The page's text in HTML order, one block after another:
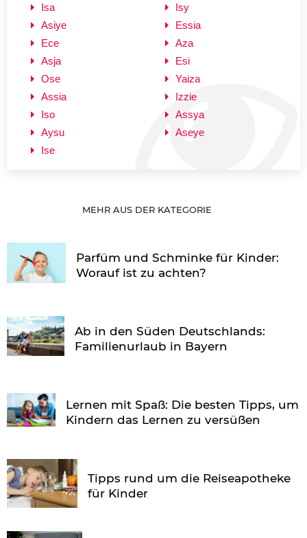
Isa
Asiye
Ece
Asja
Ose
Assia
Iso
Aysu
Ise
Isy
Essia
Aza
Esi
Yaiza
Izzie
Assya
Aseye
MEHR AUS DER KATEGORIE
Parfüm und Schminke für Kinder:
Worauf ist zu achten?
Ab in den Süden Deutschlands:
Familienurlaub in Bayern
Lernen mit Spaß: Die besten Tipps, um
Kindern das Lernen zu versüßen
Tipps rund um die Reiseapotheke
für Kinder